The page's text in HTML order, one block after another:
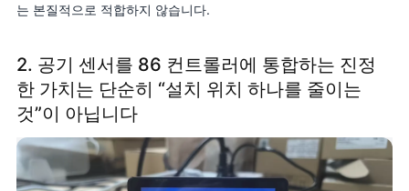
는 본질적으로 적합하지 않습니다.
2. 공기 센서를 86 컨트롤러에 통합하는 진정
한 가치는 단순히 “설치 위치 하나를 줄이는
것”이 아닙니다